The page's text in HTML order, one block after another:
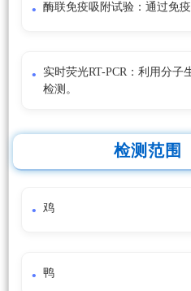
酶联免疫吸附试验：通过免
实时荧光RT-PCR：利用分
检测。
检测范围
鸡
鸭